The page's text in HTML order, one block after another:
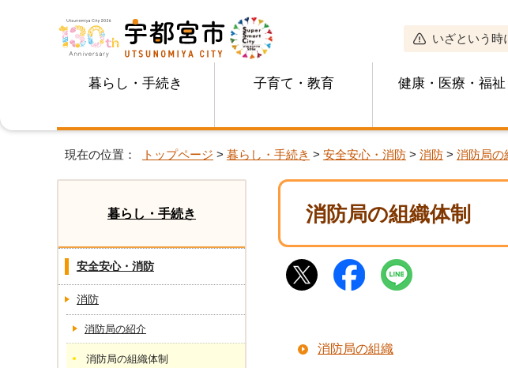
いざという時
暮らし・手続き 子育て・教育 健康・医療・福祉
現在の位置： トップページ > 暮らし・手続き > 安全安心・消防 > 消防 > 消防局の
消防局の組織体制
消防局の組織
暮らし・手続き
安全安心・消防
消防
消防局の紹介
消防局の組織体制